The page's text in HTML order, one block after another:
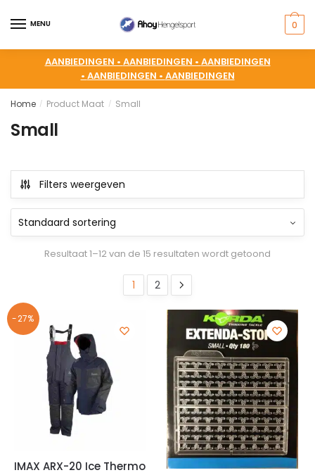
MENU 0
AANBIEDINGEN • AANBIEDINGEN • AANBIEDINGEN
• AANBIEDINGEN • AANBIEDINGEN
Home / Product Maat / Small
Small
Filters weergeven
Resultaat 1–12 van de 15 resultaten wordt getoond
1 2
-27%
IMAX ARX-20 Ice Thermo